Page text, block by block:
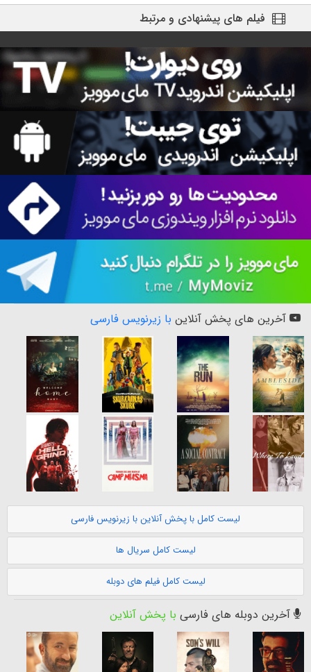
فیلم های پیشنهادی و مرتبط
آخرین های پخش آنلاین با زیرنویس فارسی
لیست کامل با پخش آنلاین با زیرنویس فارسی
لیست کامل سریال ها
لیست کامل فیلم های دوبله
آخرین دوبله های فارسی با پخش آنلاین